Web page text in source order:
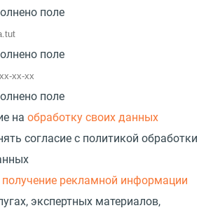
поле
поле
поле
на обработку своих данных
согласие с политикой обработки
получение рекламной информации
экспертных материалов,